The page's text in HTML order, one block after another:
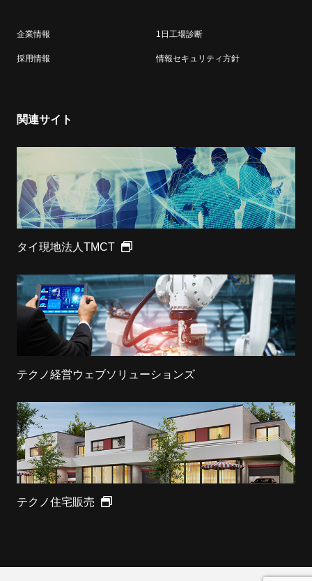
企業情報 1日工場診断
採用情報 情報セキュリティ方針
関連サイト
タイ現地法人TMCT
テクノ経営ウェブソリューションズ
テクノ住宅販売